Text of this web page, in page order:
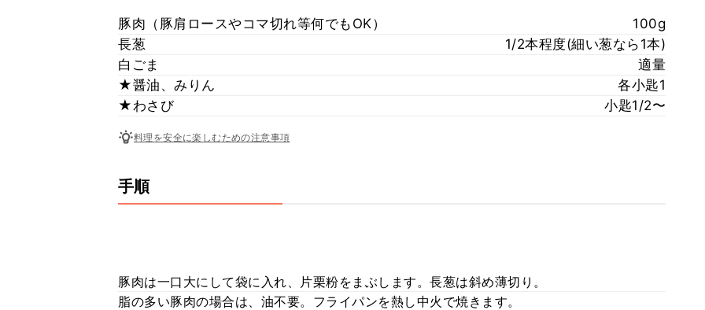
豚肉（豚肩ロースやコマ切れ等何でもOK）
100g
長葱
1/2本程度(細い葱なら1本)
白ごま
適量
★醤油、みりん
各小匙1
★わさび
小匙1/2〜
料理を安全に楽しむための注意事項
手順
豚肉は一口大にして袋に入れ、片栗粉をまぶします。長葱は斜め薄切り。
脂の多い豚肉の場合は、油不要。フライパンを熱し中火で焼きます。